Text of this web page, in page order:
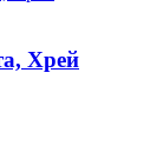
Хрей